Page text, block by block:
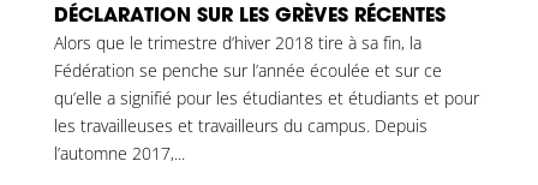
DÉCLARATION SUR LES GRÈVES RÉCENTES
Alors que le trimestre d’hiver 2018 tire à sa fin, la
Fédération se penche sur l’année écoulée et sur ce
qu’elle a signifié pour les étudiantes et étudiants et pour
les travailleuses et travailleurs du campus. Depuis
l’automne 2017,...